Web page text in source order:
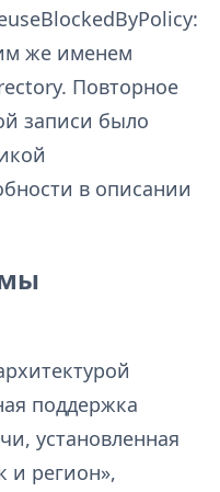
же именем
Повторное
записи было
в описании
поддержка
установленная
и регион»,